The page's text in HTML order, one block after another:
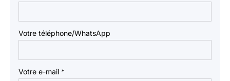
Votre téléphone/WhatsApp
Votre e-mail *